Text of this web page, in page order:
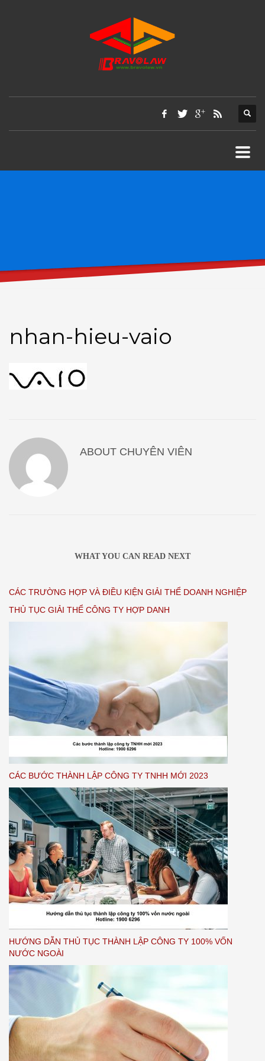
nhan-hieu-vaio
ABOUT CHUYÊN VIÊN
WHAT YOU CAN READ NEXT
CÁC TRƯỜNG HỢP VÀ ĐIỀU KIỆN GIẢI THỂ DOANH NGHIỆP
THỦ TỤC GIẢI THỂ CÔNG TY HỢP DANH
CÁC BƯỚC THÀNH LẬP CÔNG TY TNHH MỚI 2023
HƯỚNG DẪN THỦ TỤC THÀNH LẬP CÔNG TY 100% VỐN
NƯỚC NGOÀI